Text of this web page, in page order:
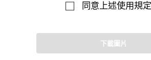
同意上述使用規定
下載圖片